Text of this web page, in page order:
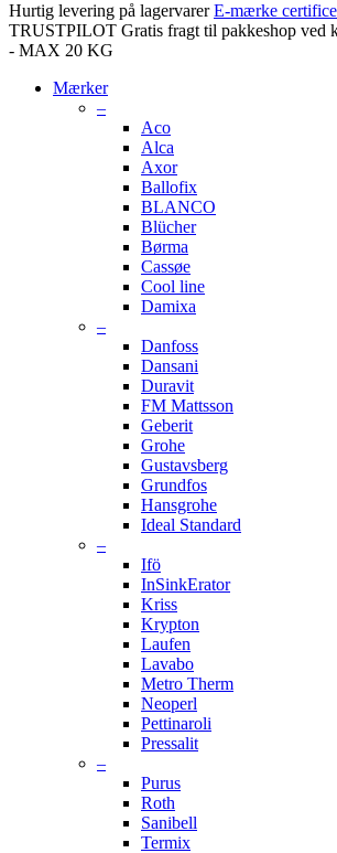
Hurtig levering på lagervarer E-mærke
TRUSTPILOT Gratis fragt til pakkeshop ved
- MAX 20 KG
Mærker
–
Aco
Alca
Axor
Ballofix
BLANCO
Blücher
Børma
Cassøe
Cool line
Damixa
–
Danfoss
Dansani
Duravit
FM Mattsson
Geberit
Grohe
Gustavsberg
Grundfos
Hansgrohe
Ideal Standard
–
Ifö
InSinkErator
Kriss
Krypton
Laufen
Lavabo
Metro Therm
Neoperl
Pettinaroli
Pressalit
–
Purus
Roth
Sanibell
Termix